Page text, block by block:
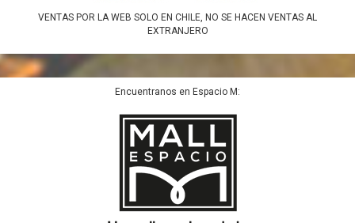
VENTAS POR LA WEB SOLO EN CHILE, NO SE HACEN VENTAS AL
EXTRANJERO
Encuentranos en Espacio M: